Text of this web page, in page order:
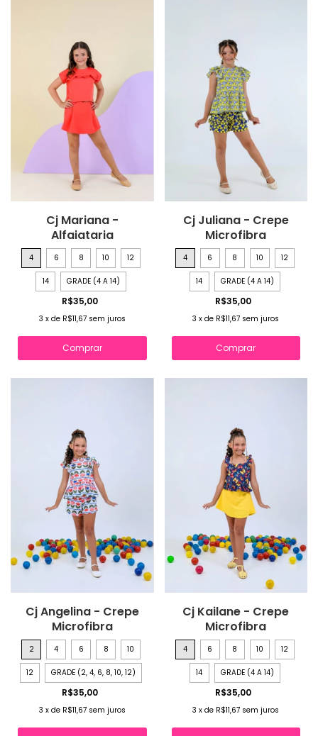
Cj Mariana -
Alfaiataria
4 6 8 10 12
14 GRADE (4 A 14)
R$35,00
3 x de R$11,67 sem juros
Comprar
Cj Juliana - Crepe
Microfibra
4 6 8 10 12
14 GRADE (4 A 14)
R$35,00
3 xde R$11,67 sem juros
Comprar
Cj Angelina - Crepe
Microfibra
2 4 6 8 10
12 GRADE (2, 4, 6, 8, 10, 12)
R$35,00
3 x de R$11,67 sem juros
Cj Kailane - Crepe
Microfibra
4 6 8 10 12
14 GRADE (4 A 14)
R$35,00
3 xde R$11,67 sem juros